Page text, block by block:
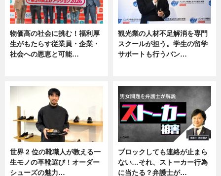
物価高の社会に挑む！福利厚
生がもたらす従業員・企業・
社会への恩恵と可能…
観光業の人材不足解消を専門
スクールが担う。学生の留学
サポートも行うバン…
世界 2 位の靴職人が教える一
生モノの革靴選び！オーダー
シューズの魅力…
ブロックしても連絡が止まら
ない…それ、ストーカー行為
に当たる？弁護士が…